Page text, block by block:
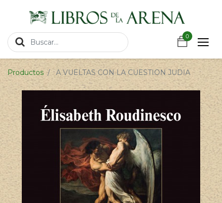
0
0
Productos A VUELTAS CON LA CUESTION JUDIA